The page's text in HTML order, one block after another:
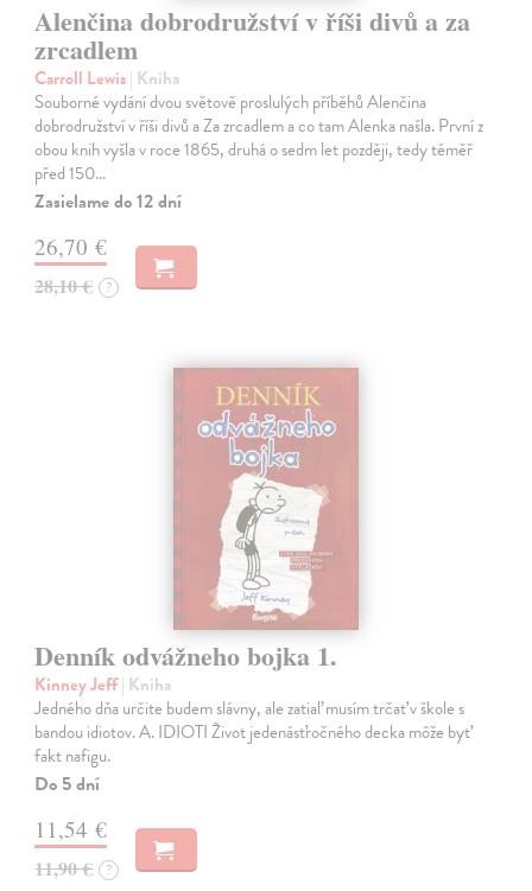
Alenčina dobrodružství v říši divů a za
zrcadlem
Carroll Lewis| Kniha
Souborné vydání dvou světově proslulých příběhů Alenčina
dobrodružství v říši divů a Za zrcadlem a co tam Alenka našla. První z
obou knih vyšla v roce 1865, druhá o sedm let později, tedy téměř
před 150…
Zasielame do 12 dní
26,70 €
28,10 € ?
Denník odvážneho bojka 1.
Kinney Jeff| Kniha
Jedného dňa určite budem slávny, ale zatiaľ musím trčať v škole s
bandou idiotov. A. IDIOTI Život jedenásťročného decka môže byť
fakt nafigu.
Do 5 dní
11,54 €
11,90 € ?